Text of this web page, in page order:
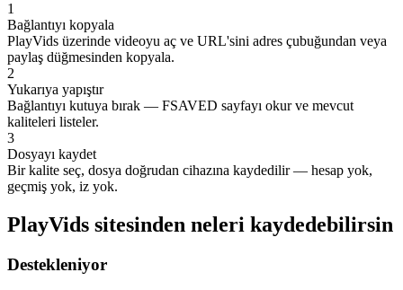
1
Bağlantıyı kopyala
PlayVids üzerinde videoyu aç ve URL'sini adres çubuğundan veya
paylaş düğmesinden kopyala.
2
Yukarıya yapıştır
Bağlantıyı kutuya bırak — FSAVED sayfayı okur ve mevcut
kaliteleri listeler.
3
Dosyayı kaydet
Bir kalite seç, dosya doğrudan cihazına kaydedilir — hesap yok,
geçmiş yok, iz yok.
PlayVids sitesinden neleri kaydedebilirsin
Destekleniyor